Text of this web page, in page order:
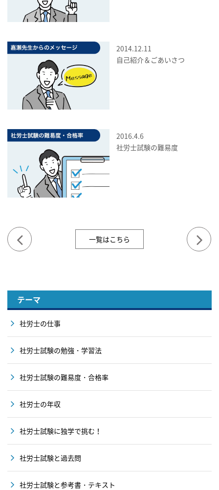
2014.12.11
自己紹介＆ごあいさつ
2016.4.6
社労士試験の難易度
一覧はこちら
テーマ
社労士の仕事
社労士試験の勉強・学習法
社労士試験の難易度・合格率
社労士の年収
社労士試験に独学で挑む！
社労士試験と過去問
社労士試験と参考書・テキスト